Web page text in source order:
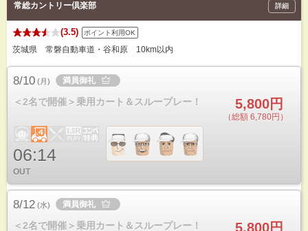
常総カントリー倶楽部 詳細
(3.5) ポイント利用OK
茨城県 常磐自動車道・谷和原 10km以内
8/10 (月) 満員御礼
＜2名で開催＞乗用カート＆スループレー！ 5,800円
（総額 6,780円）
06:14
OUT
8/12 (水) 満員御礼
＜2名で開催＞乗用カート＆スループレー！ 5,800円